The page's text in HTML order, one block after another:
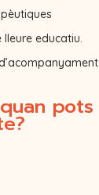
educatiu.
pots